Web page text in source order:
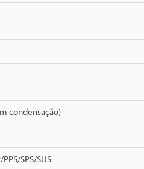
condensação)
SPS/SUS